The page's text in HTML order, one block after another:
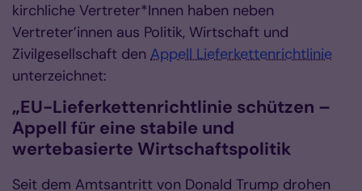
kirchliche Vertreter*Innen haben neben
Vertreter’innen aus Politik, Wirtschaft und
Zivilgesellschaft den Appell Lieferkettenrichtlinie
unterzeichnet:
„EU-Lieferkettenrichtlinie schützen –
Appell für eine stabile und
wertebasierte Wirtschaftspolitik
Seit dem Amtsantritt von Donald Trump drohen